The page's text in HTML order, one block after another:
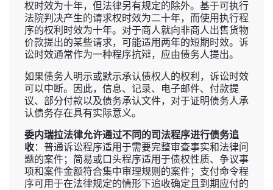
权时效为十年，但法律另有规定的除外。基于可执行
法院判决产生的请求权时效为二十年，而使用执行程
序的权利时效为十年。对于商人就向非商人出售货物
价款提出的某些请求，可能适用两年的短期时效。诉
讼时效通常作为一种程序抗辩，应由债务人提出。
如果债务人明示或默示承认债权人的权利，诉讼时效
可以中断。因此，信息、记录、电子邮件、付款提
议、部分付款以及债务承认文件，对于证明债务人承
认债务存在具有实际意义。
委内瑞拉法律允许通过不同的司法程序进行债务追
收：普通诉讼程序适用于需要完整审查事实和法律问
题的案件；简易或口头程序适用于债权性质、争议事
项和案件金额符合集中审理规则的案件；支付命令程
序可用于在法律规定的情形下追收确定且到期应付的